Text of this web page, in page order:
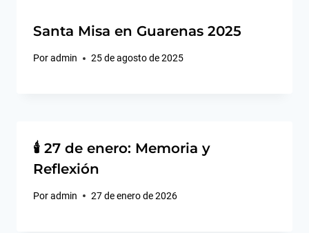
Santa Misa en Guarenas 2025
Poradmin 25 de agosto de 2025
🕯️ 27 de enero: Memoria y
Reflexión
Poradmin 27 de enero de 2026